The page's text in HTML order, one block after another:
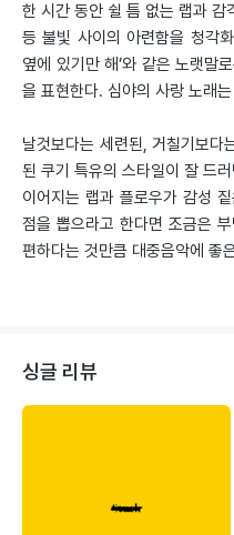
한 시간 동안 쉴 틈 없는 랩과 감
등 불빛 사이의 아련함을 청각
옆에 있기만 해’와 같은 노랫말
을 표현한다. 심야의 사랑 노래
날것보다는 세련된, 거칠기보다
된 쿠기 특유의 스타일이 잘 드
이어지는 랩과 플로우가 감성
점을 뽑으라고 한다면 조금은
편하다는 것만큼 대중음악에 좋
싱글 리뷰